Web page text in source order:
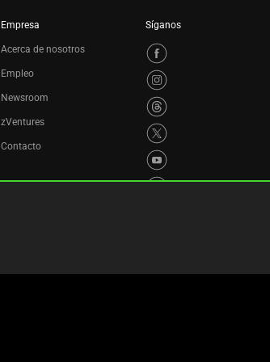
Empresa
Acerca de nosotros
Empleo
Newsroom
zVentures
Contacto
Síganos